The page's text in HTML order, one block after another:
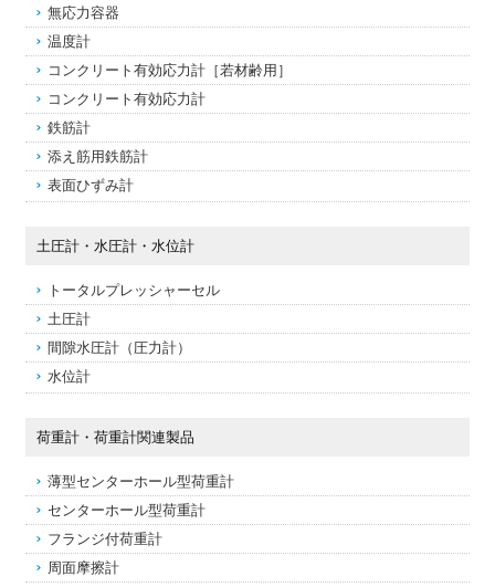
無応力容器
温度計
コンクリート有効応力計［若材齢用］
コンクリート有効応力計
鉄筋計
添え筋用鉄筋計
表面ひずみ計
土圧計・水圧計・水位計
トータルプレッシャーセル
土圧計
間隙水圧計（圧力計）
水位計
荷重計・荷重計関連製品
薄型センターホール型荷重計
センターホール型荷重計
フランジ付荷重計
周面摩擦計